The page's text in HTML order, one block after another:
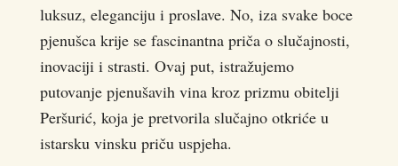
luksuz, eleganciju i proslave. No, iza svake boce
pjenušca krije se fascinantna priča o slučajnosti,
inovaciji i strasti. Ovaj put, istražujemo
putovanje pjenušavih vina kroz prizmu obitelji
Peršurić, koja je pretvorila slučajno otkriće u
istarsku vinsku priču uspjeha.